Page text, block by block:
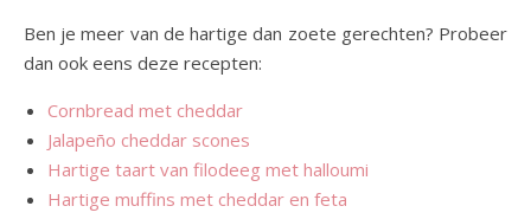
Ben je meer van de hartige dan zoete gerechten? Probeer
dan ook eens deze recepten:
Cornbread met cheddar
Jalapeño cheddar scones
Hartige taart van filodeeg met halloumi
Hartige muffins met cheddar en feta